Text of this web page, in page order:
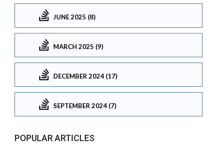
JUNE 2025 (8)
MARCH 2025 (9)
DECEMBER 2024 (17)
SEPTEMBER 2024 (7)
POPULAR ARTICLES